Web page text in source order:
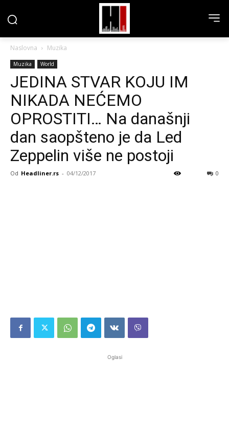
Naslovna Muzika
Muzika World
JEDINA STVAR KOJU IM
NIKADA NEĆEMO
OPROSTITI… Na današnji
dan saopšteno je da Led
Zeppelin više ne postoji
Od Headliner.rs - 04/12/2017 0
Oglasi